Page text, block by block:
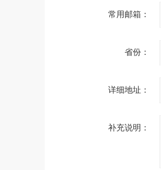
常用邮箱：
省份：
详细地址：
补充说明：